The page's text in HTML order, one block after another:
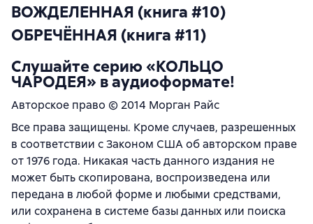
ВОЖДЕЛЕННАЯ (книга #10)
ОБРЕЧЁННАЯ (книга #11)
Слушайте серию «КОЛЬЦО
ЧАРОДЕЯ» в аудиоформате!
Авторское право © 2014 Морган Райс
Все права защищены. Кроме случаев, разрешенных
в соответствии с Законом США об авторском праве
от 1976 года. Никакая часть данного издания не
может быть скопирована, воспроизведена или
передана в любой форме и любыми средствами,
или сохранена в системе базы данных или поиска